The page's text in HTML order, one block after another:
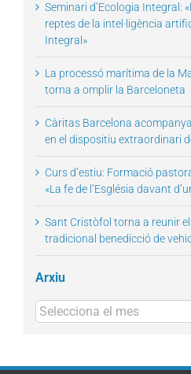
Seminari d’Ecologia Integral:
reptes de la intel·ligència
Integral»
La processó marítima de la
torna a omplir la Barceloneta
Càritas Barcelona
en el dispositiu extraordinari
Curs d’estiu: Formació
«La fe de l’Església davant
Sant Cristòfol torna a reunir
tradicional benedicció de
Arxiu
Arxius